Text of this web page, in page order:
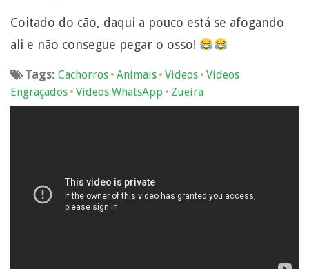
Coitado do cão, daqui a pouco está se afogando
ali e não consegue pegar o osso!
Tags: Cachorros • Animais • Videos • Videos
Engraçados • Videos WhatsApp • Zueira